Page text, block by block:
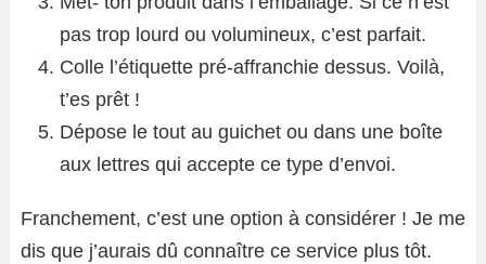
pas trop lourd ou volumineux, c’est parfait.
Colle l’étiquette pré-affranchie dessus. Voilà,
t’es prêt !
Dépose le tout au guichet ou dans une boîte
aux lettres qui accepte ce type d’envoi.
Franchement, c’est une option à considérer ! Je me
dis que j’aurais dû connaître ce service plus tôt.